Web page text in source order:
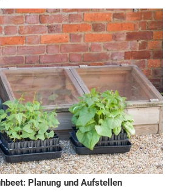
Planung und Aufstellen